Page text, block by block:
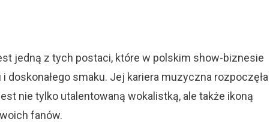
jedną z tych postaci, które w polskim show-biznesie
doskonałego smaku. Jej kariera muzyczna rozpoczęła
nie tylko utalentowaną wokalistką, ale także ikoną
fanów.